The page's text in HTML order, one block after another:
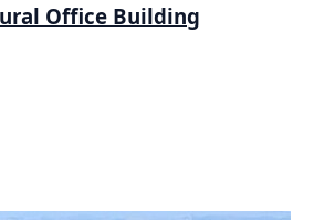
Office Building